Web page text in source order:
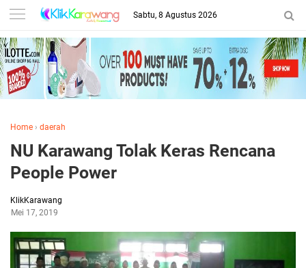
Sabtu, 8 Agustus 2026
Home › daerah
NU Karawang Tolak Keras Rencana
People Power
KlikKarawang
Mei 17, 2019